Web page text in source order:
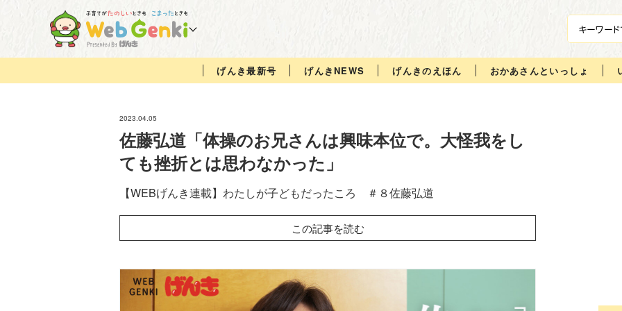
げんき最新号 げんきNEWS げんきのえほん おかあさんといっしょ
2023.04.05
佐藤弘道「体操のお兄さんは興味本位で。大怪我をし
ても挫折とは思わなかった」
【WEBげんき連載】わたしが子どもだったころ ＃８佐藤弘道
この記事を読む